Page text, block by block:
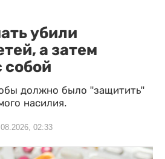
убили
а затем
собой
должно было "защитить"
насилия.
02:33